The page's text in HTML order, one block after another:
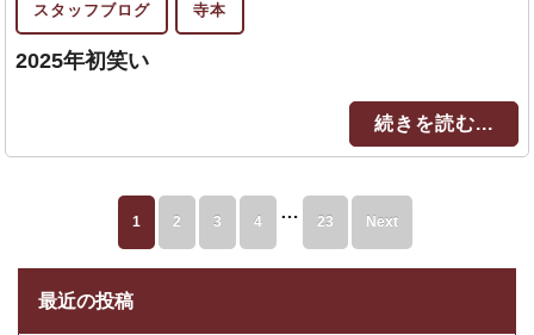
スタッフブログ 寺本
2025年初笑い
続きを読む...
1 2 3 4 … 23 Next
最近の投稿